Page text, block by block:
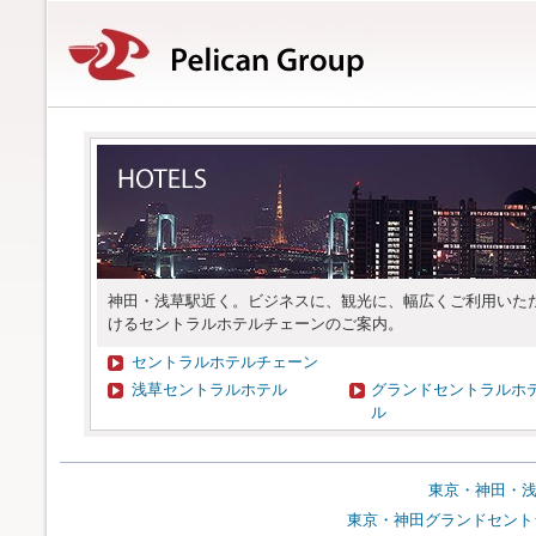
神田・浅草駅近く。ビジネスに、観光に、幅広くご利用いた
けるセントラルホテルチェーンのご案内。
セントラルホテルチェーン
グランドセントラルホ
ル
浅草セントラルホテル
東京・神田・
東京・神田グランドセン